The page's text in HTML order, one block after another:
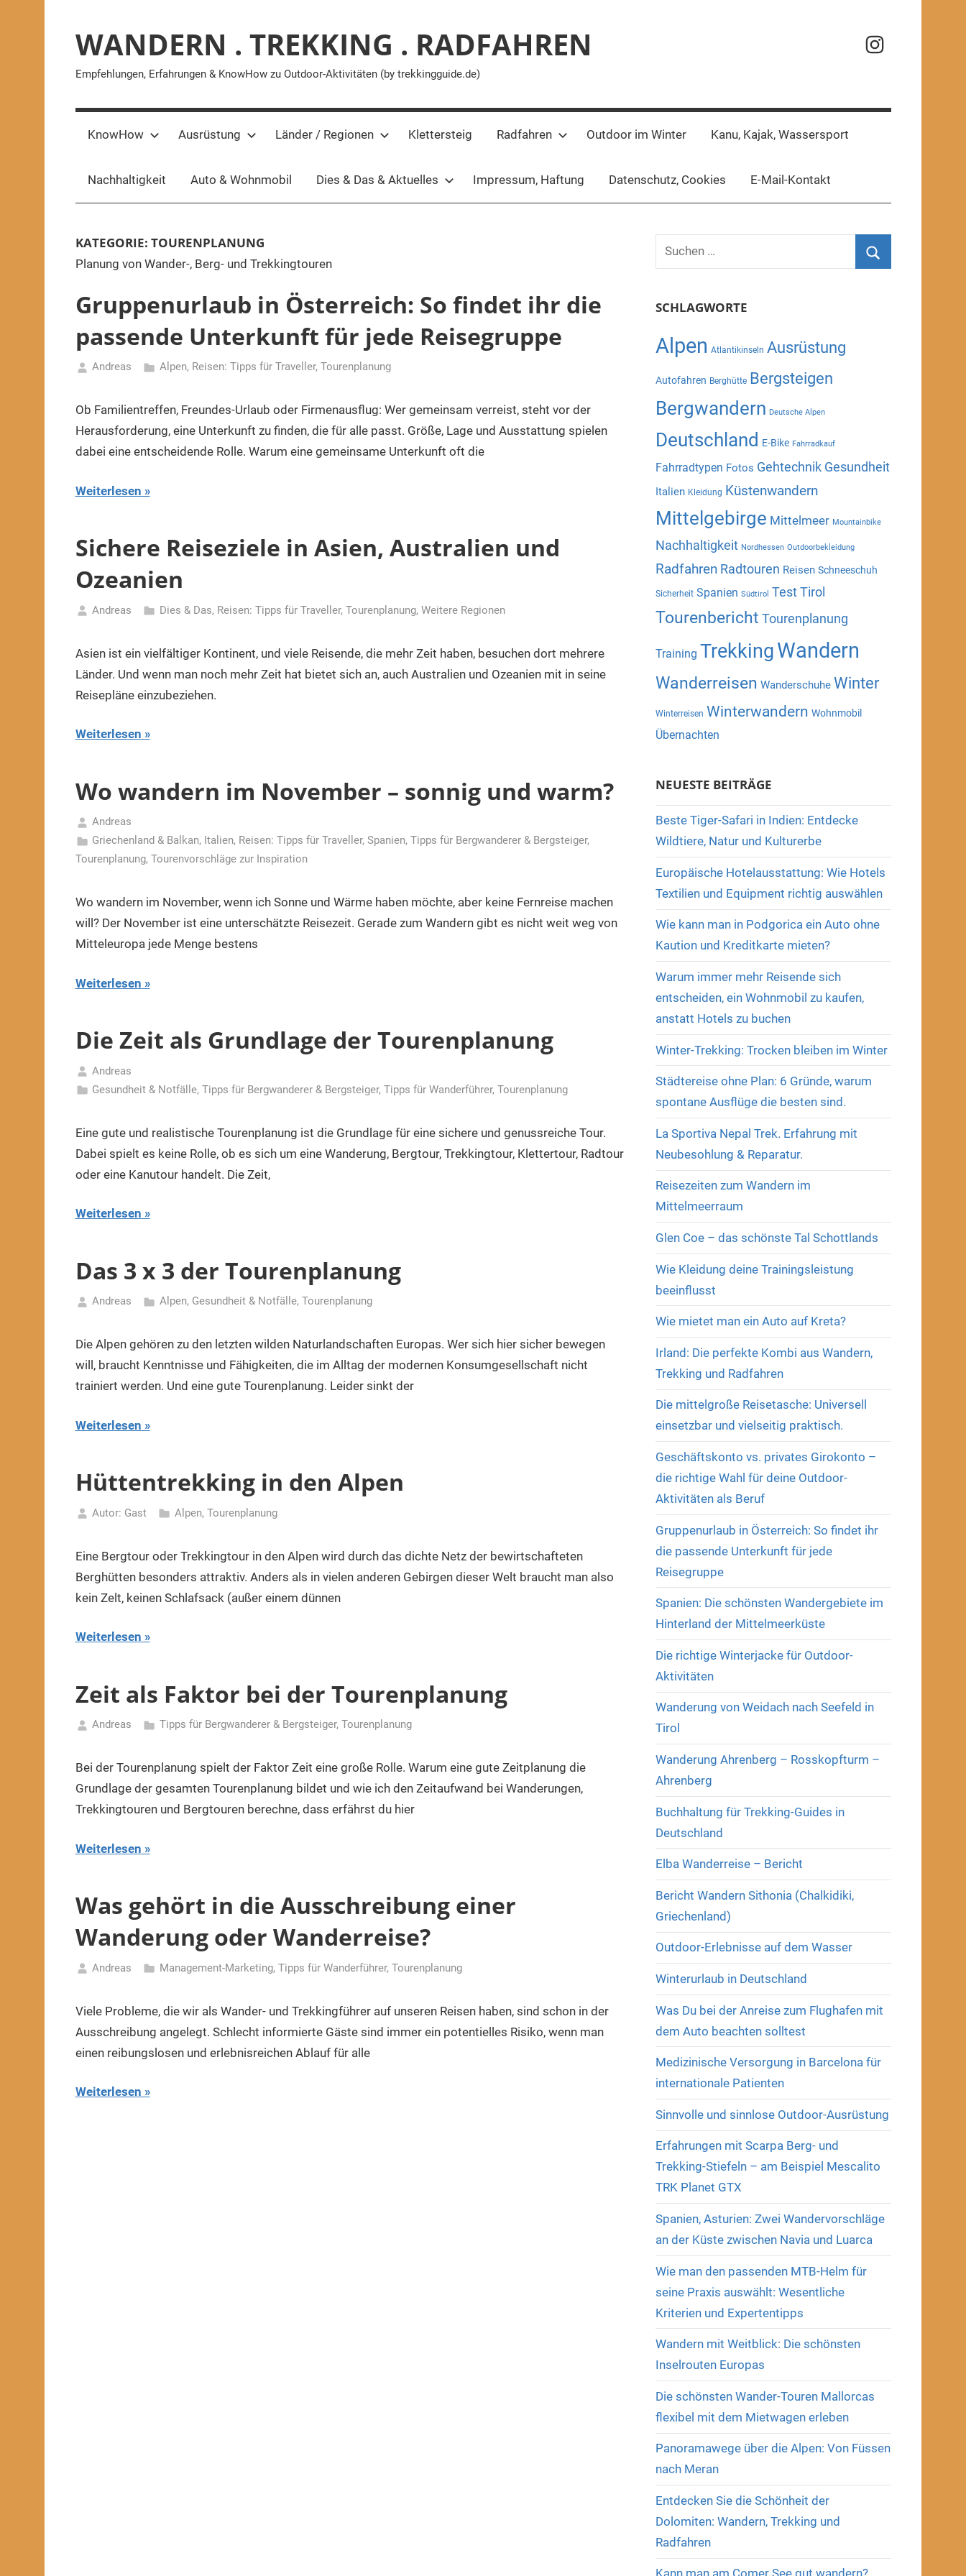
WANDERN . TREKKING . RADFAHREN
Empfehlungen, Erfahrungen & KnowHow zu Outdoor-Aktivitäten (by trekkingguide.de)
Reisefotos
KnowHow Ausrüstung Länder / Regionen Klettersteig Radfahren Outdoor im Winter Kanu, Kajak, Wassersport
Nachhaltigkeit Auto & Wohnmobil Dies & Das & Aktuelles Impressum, Haftung Datenschutz, Cookies E-Mail-Kontakt
KATEGORIE: TOURENPLANUNG
Planung von Wander-, Berg- und Trekkingtouren
Gruppenurlaub in Österreich: So findet ihr die
passende Unterkunft für jede Reisegruppe
April
Andreas Alpen, Reisen: Tipps für Traveller, Tourenplanung
Ob Familientreffen, Freundes-Urlaub oder Firmenausflug: Wer gemeinsam verreist, steht vor der
Herausforderung, eine Unterkunft zu finden, die für alle passt. Größe, Lage und Ausstattung spielen
dabei eine entscheidende Rolle. Warum eine gemeinsame Unterkunft oft die
Weiterlesen
Sichere Reiseziele in Asien, Australien und
Ozeanien
April
Andreas Dies & Das, Reisen: Tipps für Traveller, Tourenplanung, Weitere Regionen
Asien ist ein vielfältiger Kontinent, und viele Reisende, die mehr Zeit haben, besuchen dort mehrere
Länder. Und wenn man noch mehr Zeit hat bietet sich an, auch Australien und Ozeanien mit in seine
Reisepläne einzubeziehen.
Weiterlesen
Wo wandern im November – sonnig und warm?
22.
August
Andreas
Griechenland & Balkan, Italien, Reisen: Tipps für Traveller, Spanien, Tipps für Bergwanderer & Bergsteiger,
Tourenplanung, Tourenvorschläge zur Inspiration
Wo wandern im November, wenn ich Sonne und Wärme haben möchte, aber keine Fernreise machen
will? Der November ist eine unterschätzte Reisezeit. Gerade zum Wandern gibt es nicht weit weg von
Mitteleuropa jede Menge bestens
Weiterlesen
Die Zeit als Grundlage der Tourenplanung
3.
2024
Andreas
Gesundheit & Notfälle, Tipps für Bergwanderer & Bergsteiger, Tipps für Wanderführer, Tourenplanung
Eine gute und realistische Tourenplanung ist die Grundlage für eine sichere und genussreiche Tour.
Dabei spielt es keine Rolle, ob es sich um eine Wanderung, Bergtour, Trekkingtour, Klettertour, Radtour
oder eine Kanutour handelt. Die Zeit,
Weiterlesen
Das 3 x 3 der Tourenplanung
Januar
2022
Andreas Alpen, Gesundheit & Notfälle, Tourenplanung
Die Alpen gehören zu den letzten wilden Naturlandschaften Europas. Wer sich hier sicher bewegen
will, braucht Kenntnisse und Fähigkeiten, die im Alltag der modernen Konsumgesellschaft nicht
trainiert werden. Und eine gute Tourenplanung. Leider sinkt der
Weiterlesen
Hüttentrekking in den Alpen
November
Autor: Gast Alpen, Tourenplanung
Eine Bergtour oder Trekkingtour in den Alpen wird durch das dichte Netz der bewirtschafteten
Berghütten besonders attraktiv. Anders als in vielen anderen Gebirgen dieser Welt braucht man also
kein Zelt, keinen Schlafsack (außer einem dünnen
Weiterlesen
Zeit als Faktor bei der Tourenplanung
Juni
Andreas Tipps für Bergwanderer & Bergsteiger, Tourenplanung
Bei der Tourenplanung spielt der Faktor Zeit eine große Rolle. Warum eine gute Zeitplanung die
Grundlage der gesamten Tourenplanung bildet und wie ich den Zeitaufwand bei Wanderungen,
Trekkingtouren und Bergtouren berechne, dass erfährst du hier
Weiterlesen
Was gehört in die Ausschreibung einer
Wanderung oder Wanderreise?
Januar
Andreas Management-Marketing, Tipps für Wanderführer, Tourenplanung
Viele Probleme, die wir als Wander- und Trekkingführer auf unseren Reisen haben, sind schon in der
Ausschreibung angelegt. Schlecht informierte Gäste sind immer ein potentielles Risiko, wenn man
einen reibungslosen und erlebnisreichen Ablauf für alle
Weiterlesen
Suchen
SCHLAGWORTE
Alpen Atlantikinseln Ausrüstung
Autofahren Berghütte Bergsteigen
Bergwandern Deutsche Alpen
Deutschland E-Bike Fahrradkauf
Fahrradtypen Fotos Gehtechnik Gesundheit
Italien Kleidung Küstenwandern
Mittelgebirge Mittelmeer Mountainbike
Nachhaltigkeit Nordhessen Outdoorbekleidung
Radfahren Radtouren Reisen Schneeschuh
Sicherheit Spanien Südtirol TestTirol
Tourenbericht Tourenplanung
Training TrekkingWandern
Wanderreisen Wanderschuhe Winter
Winterreisen Winterwandern Wohnmobil
Übernachten
NEUESTE BEITRÄGE
Beste Tiger-Safari in Indien: Entdecke
Wildtiere, Natur und Kulturerbe
Europäische Hotelausstattung: Wie Hotels
Textilien und Equipment richtig auswählen
Wie kann man in Podgorica ein Auto ohne
Kaution und Kreditkarte mieten?
Warum immer mehr Reisende sich
entscheiden, ein Wohnmobil zu kaufen,
anstatt Hotels zu buchen
Winter-Trekking: Trocken bleiben im Winter
Städtereise ohne Plan: 6 Gründe, warum
spontane Ausflüge die besten sind.
La Sportiva Nepal Trek. Erfahrung mit
Neubesohlung & Reparatur.
Reisezeiten zum Wandern im
Mittelmeerraum
Glen Coe – das schönste Tal Schottlands
Wie Kleidung deine Trainingsleistung
beeinflusst
Wie mietet man ein Auto auf Kreta?
Irland: Die perfekte Kombi aus Wandern,
Trekking und Radfahren
Die mittelgroße Reisetasche: Universell
einsetzbar und vielseitig praktisch.
Geschäftskonto vs. privates Girokonto –
die richtige Wahl für deine Outdoor-
Aktivitäten als Beruf
Gruppenurlaub in Österreich: So findet ihr
die passende Unterkunft für jede
Reisegruppe
Spanien: Die schönsten Wandergebiete im
Hinterland der Mittelmeerküste
Die richtige Winterjacke für Outdoor-
Aktivitäten
Wanderung von Weidach nach Seefeld in
Tirol
Wanderung Ahrenberg – Rosskopfturm –
Ahrenberg
Buchhaltung für Trekking-Guides in
Deutschland
Elba Wanderreise – Bericht
Bericht Wandern Sithonia (Chalkidiki,
Griechenland)
Outdoor-Erlebnisse auf dem Wasser
Winterurlaub in Deutschland
Was Du bei der Anreise zum Flughafen mit
dem Auto beachten solltest
Medizinische Versorgung in Barcelona für
internationale Patienten
Sinnvolle und sinnlose Outdoor-Ausrüstung
Erfahrungen mit Scarpa Berg- und
Trekking-Stiefeln – am Beispiel Mescalito
TRK Planet GTX
Spanien, Asturien: Zwei Wandervorschläge
an der Küste zwischen Navia und Luarca
Wie man den passenden MTB-Helm für
seine Praxis auswählt: Wesentliche
Kriterien und Expertentipps
Wandern mit Weitblick: Die schönsten
Inselrouten Europas
Die schönsten Wander-Touren Mallorcas
flexibel mit dem Mietwagen erleben
Panoramawege über die Alpen: Von Füssen
nach Meran
Entdecken Sie die Schönheit der
Dolomiten: Wandern, Trekking und
Radfahren